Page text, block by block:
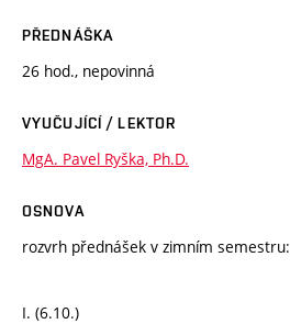
PŘEDNÁŠKA
26 hod., nepovinná
VYUČUJÍCÍ / LEKTOR
MgA. Pavel Ryška, Ph.D.
OSNOVA
rozvrh přednášek v zimním semestru:
I. (6.10.)